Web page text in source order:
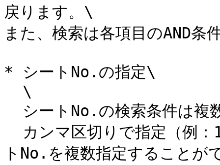
戻ります。\
また、検索は各項目のAND条
* シートNo.の指定\
トNo.を複数指定することが